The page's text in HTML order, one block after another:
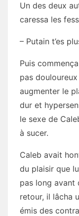
Un des deux
caressa les
– Putain t’es
Puis
pas
augmenter le
dur et
le sexe de
à sucer.
Caleb avait
du plaisir que
pas long avant
retour, il lâcha
émis des